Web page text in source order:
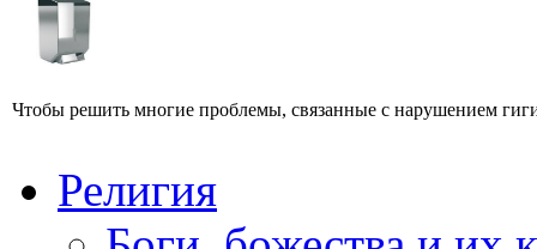
Чтобы решить многие проблемы, связанные с нарушением
Религия